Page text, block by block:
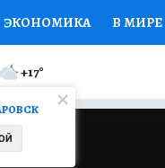
ЭКОНОМИКА В МИРЕ
Я ЗНАЮ СЕМЬЯ
+17°